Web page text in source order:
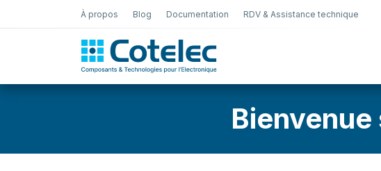
À propos Blog Documentation RDV & Assistance technique